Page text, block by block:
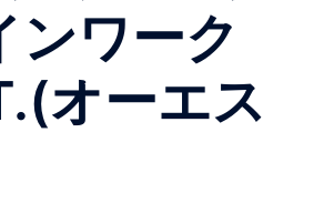
ワーク
オーエス